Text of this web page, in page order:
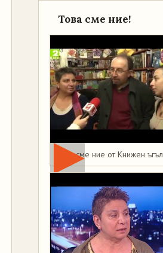
Това сме ние!
Това сме ние от Книжен ъгъл